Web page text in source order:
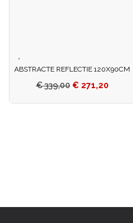
ABSTRACTE REFLECTIE 120X90CM
€339,00 € 271,20